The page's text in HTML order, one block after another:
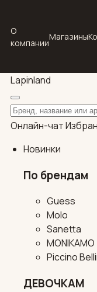
О
компании
Магазины
Lapinland
Поиск по каталогу
Онлайн-чат
Новинки
По брендам
Guess
Molo
Sanetta
MONIKAMO
Piccino
ДЕВОЧКАМ